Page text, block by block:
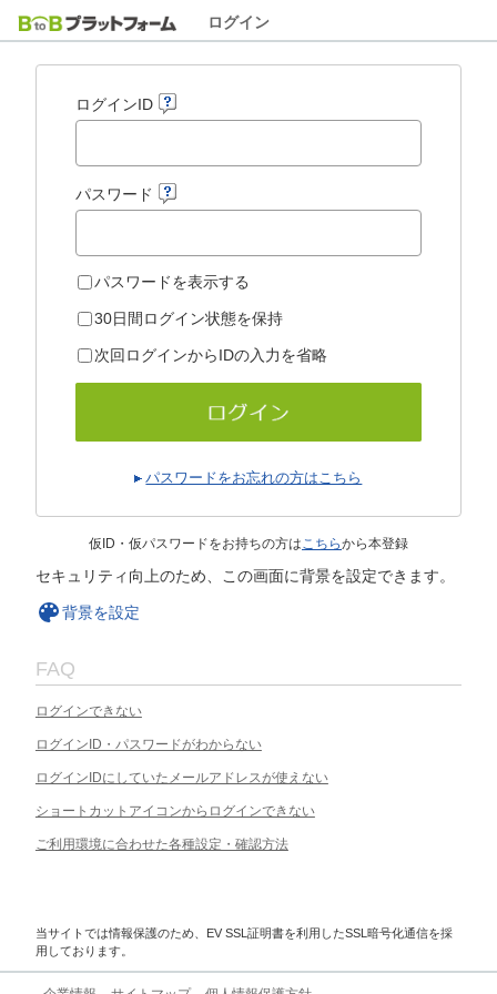
ログイン
ログインID
パスワード
パスワードを表示する
30日間ログイン状態を保持
次回ログインからIDの入力を省略
パスワードをお忘れの方はこちら
仮ID・仮パスワードをお持ちの方はこちらから本登録
セキュリティ向上のため、この画面に背景を設定できます。
背景を設定
FAQ
ログインできない
ログインID・パスワードがわからない
ログインIDにしていたメールアドレスが使えない
ショートカットアイコンからログインできない
ご利用環境に合わせた各種設定・確認方法
当サイトでは情報保護のため、EV SSL証明書を利用したSSL暗号化通信を採
用しております。